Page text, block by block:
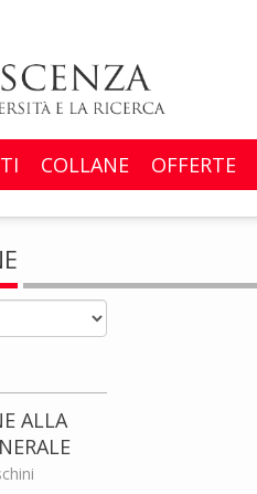
COLLANE OFFERTE
ALLA